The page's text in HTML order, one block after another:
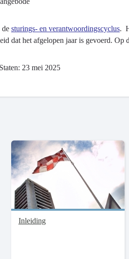
de sturings- en verantwoordingscyclus.
dat het afgelopen jaar is gevoerd.
23 mei 2025
Inleiding